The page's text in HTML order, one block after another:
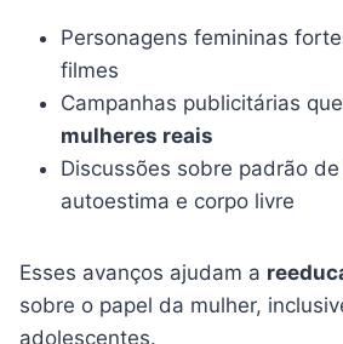
Personagens femininas
filmes
Campanhas publicitárias
mulheres reais
Discussões sobre padrão
autoestima e corpo livre
Esses avanços ajudam a
sobre o papel da mulher,
adolescentes.